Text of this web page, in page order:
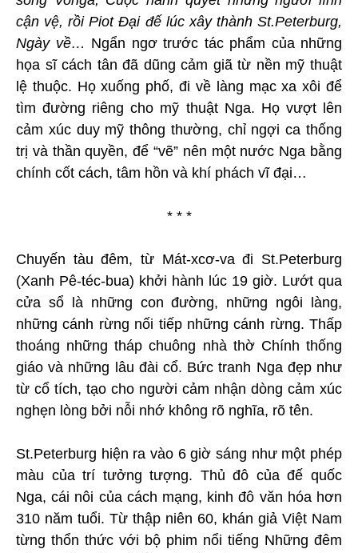
cận vệ, rồi Piot Đại đế lúc xây thành St.Peterburg,
Ngày về… Ngẩn ngơ trước tác phẩm của những
họa sĩ cách tân đã dũng cảm giã từ nền mỹ thuật
lệ thuộc. Họ xuống phố, đi về làng mạc xa xôi để
tìm đường riêng cho mỹ thuật Nga. Họ vượt lên
cảm xúc duy mỹ thông thường, chỉ ngợi ca thống
trị và thần quyền, để “vẽ” nên một nước Nga bằng
chính cốt cách, tâm hồn và khí phách vĩ đại…
* * *
Chuyến tàu đêm, từ Mát-xcơ-va đi St.Peterburg
(Xanh Pê-téc-bua) khởi hành lúc 19 giờ. Lướt qua
cửa sổ là những con đường, những ngôi làng,
những cánh rừng nối tiếp những cánh rừng. Thấp
thoáng những tháp chuông nhà thờ Chính thống
giáo và những lâu đài cổ. Bức tranh Nga đẹp như
từ cổ tích, tạo cho người cảm nhận dòng cảm xúc
nghẹn lòng bởi nỗi nhớ không rõ nghĩa, rõ tên.
St.Peterburg hiện ra vào 6 giờ sáng như một phép
màu của trí tưởng tượng. Thủ đô của đế quốc
Nga, cái nôi của cách mạng, kinh đô văn hóa hơn
310 năm tuổi. Từ thập niên 60, khán giả Việt Nam
từng thổn thức với bộ phim nổi tiếng Những đêm